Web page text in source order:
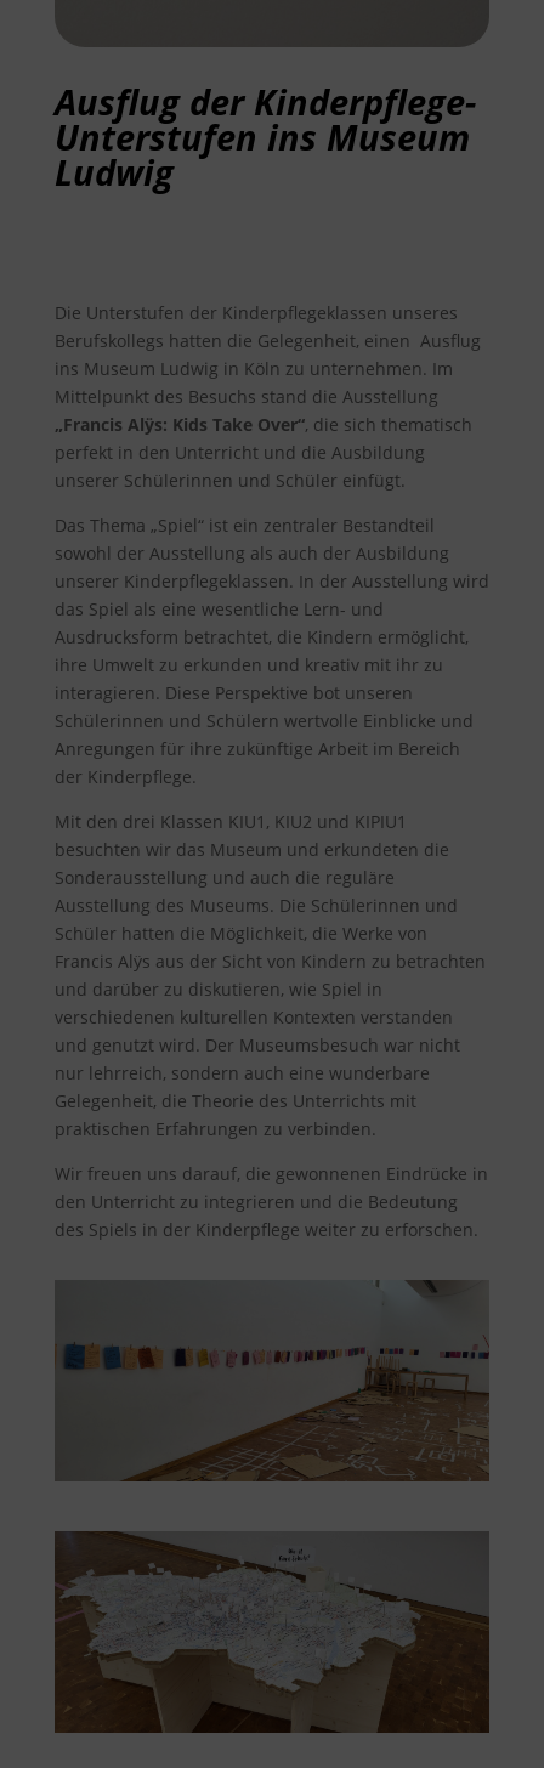
Ausflug der Kinderpflege-
Unterstufen ins Museum
Ludwig
Die Unterstufen der Kinderpflegeklassen unseres
Berufskollegs hatten die Gelegenheit, einen Ausflug
ins Museum Ludwig in Köln zu unternehmen. Im
Mittelpunkt des Besuchs stand die Ausstellung
„Francis Alÿs: Kids Take Over“, die sich thematisch
perfekt in den Unterricht und die Ausbildung
unserer Schülerinnen und Schüler einfügt.
Das Thema „Spiel“ ist ein zentraler Bestandteil
sowohl der Ausstellung als auch der Ausbildung
unserer Kinderpflegeklassen. In der Ausstellung wird
das Spiel als eine wesentliche Lern- und
Ausdrucksform betrachtet, die Kindern ermöglicht,
ihre Umwelt zu erkunden und kreativ mit ihr zu
interagieren. Diese Perspektive bot unseren
Schülerinnen und Schülern wertvolle Einblicke und
Anregungen für ihre zukünftige Arbeit im Bereich
der Kinderpflege.
Mit den drei Klassen KIU1, KIU2 und KIPIU1
besuchten wir das Museum und erkundeten die
Sonderausstellung und auch die reguläre
Ausstellung des Museums. Die Schülerinnen und
Schüler hatten die Möglichkeit, die Werke von
Francis Alÿs aus der Sicht von Kindern zu betrachten
und darüber zu diskutieren, wie Spiel in
verschiedenen kulturellen Kontexten verstanden
und genutzt wird. Der Museumsbesuch war nicht
nur lehrreich, sondern auch eine wunderbare
Gelegenheit, die Theorie des Unterrichts mit
praktischen Erfahrungen zu verbinden.
Wir freuen uns darauf, die gewonnenen Eindrücke in
den Unterricht zu integrieren und die Bedeutung
des Spiels in der Kinderpflege weiter zu erforschen.